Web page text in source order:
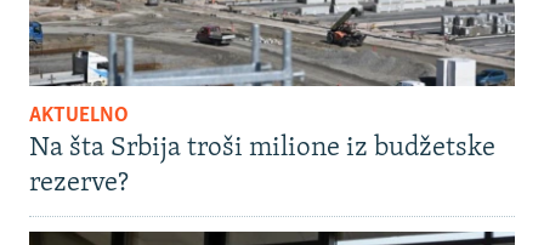
AKTUELNO
Na šta Srbija troši milione iz budžetske
rezerve?